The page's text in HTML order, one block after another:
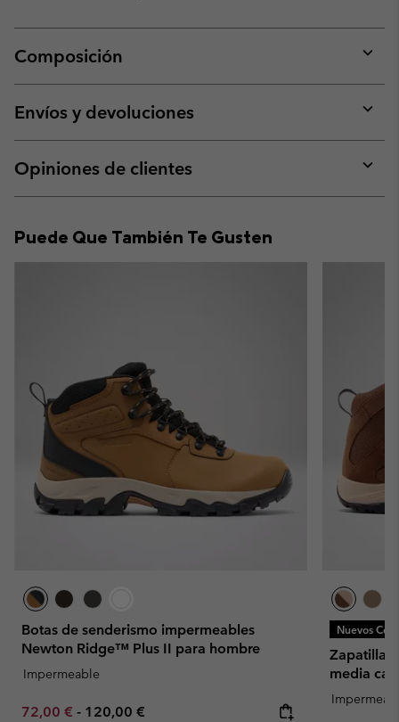
Composición
or
Envíos y devoluciones
or
Opiniones de clientes
or
Puede Que También Te Gusten
Botas de senderismo impermeables
Newton Ridge™ Plus II para hombre
Impermeable
Minimum sale price:
72,00 € - Maximum price:
120,00 €
Nuevos
Zapatillas
media